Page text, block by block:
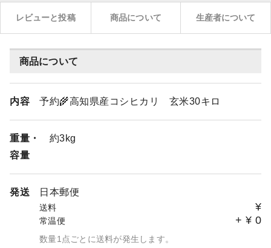
レビューと投稿 商品について 生産者について
商品について
内容 予約🌾高知県産コシヒカリ 玄米30キロ
重量・
容量
約3kg
発送 日本郵便
送料 ¥
常温便 + ¥ 0
数量1点ごとに送料が発生します。